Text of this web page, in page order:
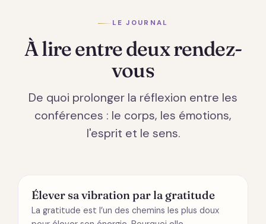
LE JOURNAL
À lire entre deux rendez-
vous
De quoi prolonger la réflexion entre les
conférences : le corps, les émotions,
l'esprit et le sens.
ÉNERGÉTIQUE
Élever sa vibration par la gratitude
La gratitude est l’un des chemins les plus doux